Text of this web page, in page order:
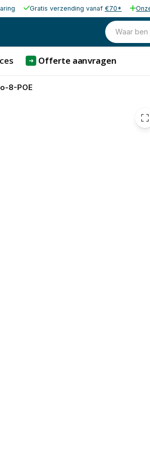
Gratis verzending vanaf €70*
Waar
➜ Offerte aanvragen
8-POE